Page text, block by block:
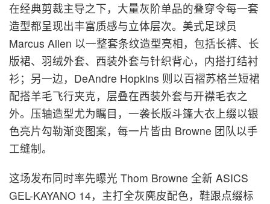
在经典剪裁主导之下，大量灰阶单品的叠穿令每一套
造型都呈现出丰富质感与立体层次。美式足球员
Marcus Allen 以一整套条纹造型亮相，包括长裤、长
版裙、羽绒外套、西装外套与针织背心，内搭打结衬
衫；另一边，DeAndre Hopkins 则以百褶苏格兰短裙
配搭羊毛飞行夹克，层叠在西装外套与开襟毛衣之
外。压轴造型尤为瞩目，一袭长版斗篷大衣上缀以银
色亮片勾勒渐变图案，每一片皆由 Browne 团队以手
工缝制。
这场发布同时率先曝光 Thom Browne 全新 ASICS
GEL-KAYANO 14，主打全灰麂皮配色，鞋跟点缀标